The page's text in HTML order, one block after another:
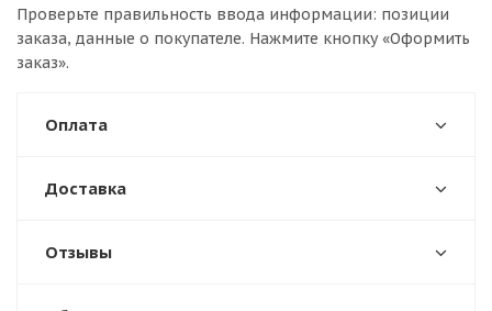
Проверьте правильность ввода информации: позиции
заказа, данные о покупателе. Нажмите кнопку «Оформить
заказ».
Оплата
Доставка
Отзывы